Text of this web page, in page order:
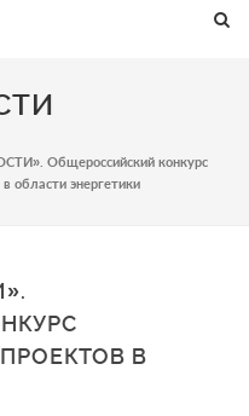
Общероссийский конкурс
области энергетики
В